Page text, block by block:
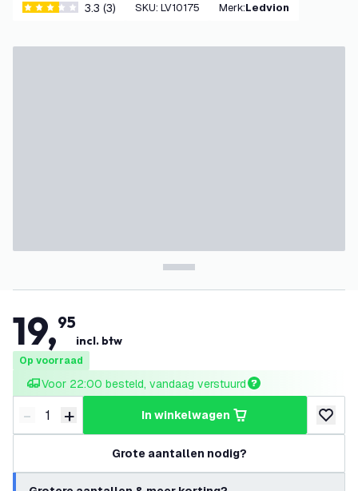
3.3 score sterren
3.3 (3) SKU: LV10175 Merk: Ledvion
19,95
incl. btw
Op voorraad
Voor 22:00 besteld, vandaag verstuurd
Verminder hoeveelheid
- Verhoog hoeveelheid
+ in winkelwagen
Grote aantallen nodig?